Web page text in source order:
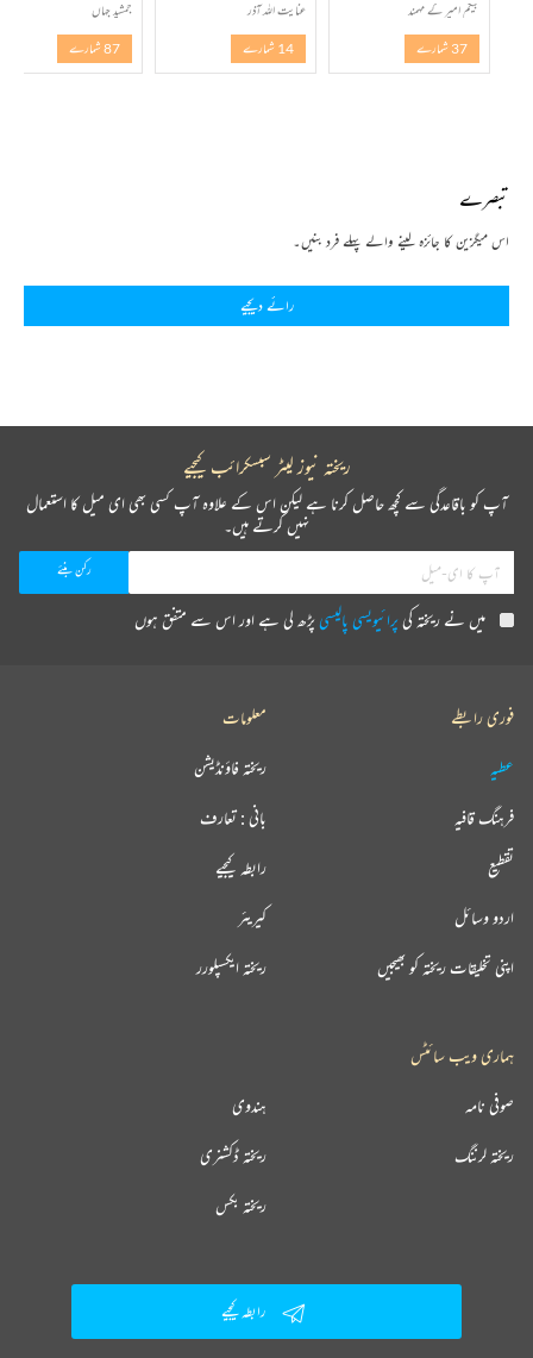
بیگم امیر کے مہمند
37 شمارے
عنایت اللہ آذر
14 شمارے
جمشید جہاں
87 شمارے
تبصرے
اس میگزین کا جائزہ لینے والے پہلے فرد بنیں۔
رائے دیجیے
ریختہ نیوز لیٹر سبسکرائب کیجیے
آپ کو باقاعدگی سے کچھ حاصل کرنا ہے لیکن اس کے علاوہ آپ کسی بھی ای میل کا استعمال
نہیں کرتے ہیں۔
میں نے ریختہ کیپرائیویسی پالیسیپڑھ لی ہے اور اس سے متفق ہوں
فوری رابطے
عطیہ
فرہنگ قافیہ
تقطیع
اردو وسائل
اپنی تخلیقات ریختہ کو بھیجیں
معلومات
ریختہ فاؤنڈیشن
بانی : تعارف
رابطہ کیجیے
کیریئر
ریختہ ایکسپلورر
ہماری ویب سائٹس
ہندوی صوفی نامہ
ریختہ ڈکشنری ریختہ لرننگ
ریختہ بکس
رابطہ کیجیے